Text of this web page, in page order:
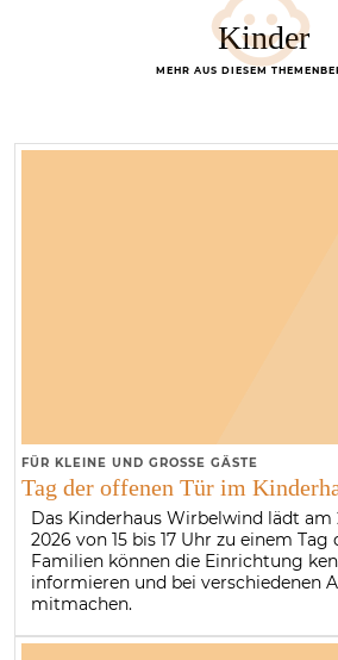
Kinder
MEHR AUS DIESEM
FÜR KLEINE UND GROSSE GÄSTE
Tag der offenen Tür im
Das Kinderhaus Wirbelwind lädt am
2026 von 15 bis 17 Uhr zu einem
Familien können die Einrichtung
informieren und bei verschiedenen
mitmachen.